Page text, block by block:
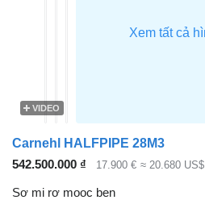
VIDEO
Carnehl HALFPIPE 28M3
542.500.000 ₫
17.900 € ≈ 20.680 US$
Sơ mi rơ mooc ben